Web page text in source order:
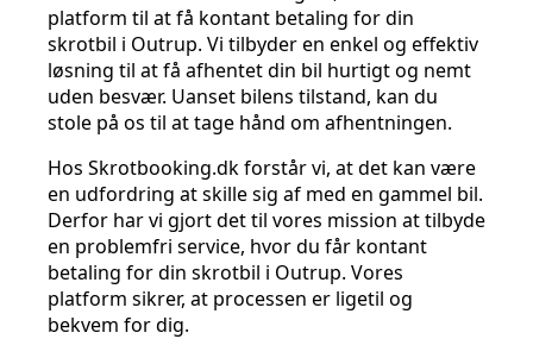
platform til at få kontant betaling for din
skrotbil i Outrup. Vi tilbyder en enkel og effektiv
løsning til at få afhentet din bil hurtigt og nemt
uden besvær. Uanset bilens tilstand, kan du
stole på os til at tage hånd om afhentningen.
Hos Skrotbooking.dk forstår vi, at det kan være
en udfordring at skille sig af med en gammel bil.
Derfor har vi gjort det til vores mission at tilbyde
en problemfri service, hvor du får kontant
betaling for din skrotbil i Outrup. Vores
platform sikrer, at processen er ligetil og
bekvem for dig.